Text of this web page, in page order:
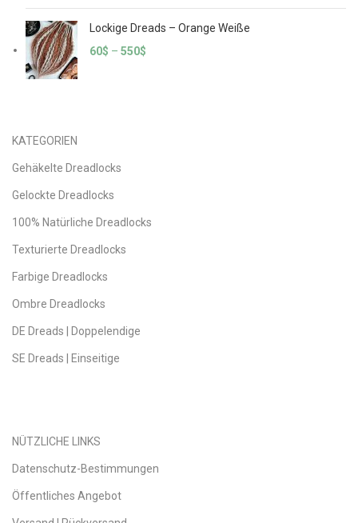
Lockige Dreads – Orange Weiße
60$ – 550$
KATEGORIEN
Gehäkelte Dreadlocks
Gelockte Dreadlocks
100% Natürliche Dreadlocks
Texturierte Dreadlocks
Farbige Dreadlocks
Ombre Dreadlocks
DE Dreads | Doppelendige
SE Dreads | Einseitige
NÜTZLICHE LINKS
Datenschutz-Bestimmungen
Öffentliches Angebot